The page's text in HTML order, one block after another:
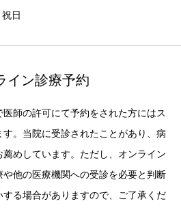
日
イン診療予約
師の許可にて予約をされた方にはス
。当院に受診されたことがあり、病
めしています。ただし、オンライン
他の医療機関への受診を必要と判断
する場合がありますので、ご了承くだ